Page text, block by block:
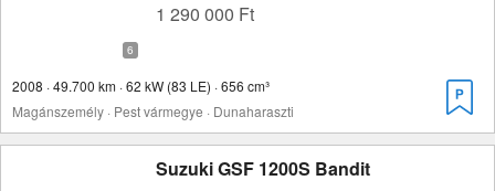
1 290 000 Ft
2008 · 49.700 km · 62 kW (83 LE) · 656 cm³
Magánszemély · Pest vármegye · Dunaharaszti
Suzuki GSF 1200S Bandit